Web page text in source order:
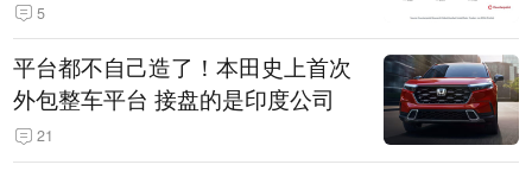
5
平台都不自己造了！本田史上首次
外包整车平台 接盘的是印度公司
21